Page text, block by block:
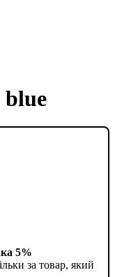
blue
5%
за товар, який